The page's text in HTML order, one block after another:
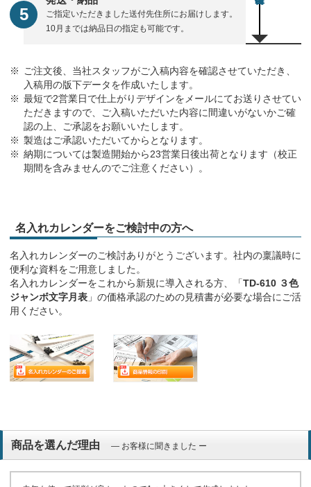
ご指定いただきました送付先住所にお届けします。
10月までは納品日の指定も可能です。
ご注文後、当社スタッフがご入稿内容を確認させていただき、
入稿用の版下データを作成いたします。
最短で2営業日で仕上がりデザインをメールにてお送りさせてい
ただきますので、ご入稿いただいた内容に間違いがないかご確
認の上、ご承認をお願いいたします。
製造はご承認いただいてからとなります。
納期については製造開始から23営業日後出荷となります（校正
期間を含みませんのでご注意ください）。
名入れカレンダーをご検討中の方へ
名入れカレンダーのご検討ありがとうございます。社内の稟議時に
便利な資料をご用意しました。
名入れカレンダーをこれから新規に導入される方、「TD-610 ３色
ジャンボ文字月表 」の価格承認のための見積書が必要な場合にご活
用ください。
商品を選んだ理由 ― お客様に聞きました ー